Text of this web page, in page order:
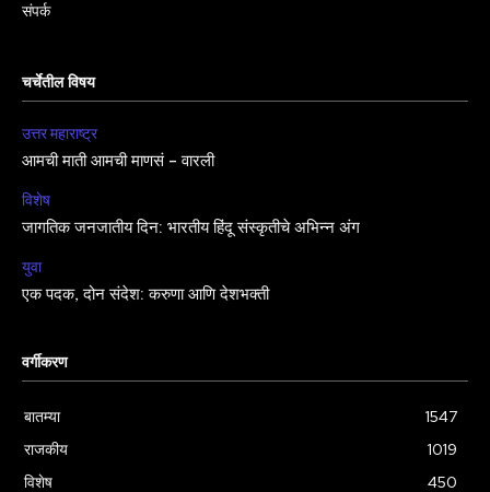
संपर्क
चर्चेतील विषय
उत्तर महाराष्ट्र
आमची माती आमची माणसं – वारली
विशेष
जागतिक जनजातीय दिन: भारतीय हिंदू संस्कृतीचे अभिन्न अंग
युवा
एक पदक, दोन संदेश: करुणा आणि देशभक्ती
वर्गीकरण
बातम्या
1547
राजकीय
1019
विशेष
450